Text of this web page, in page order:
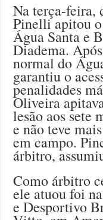
Na terça-feira,
Pinelli apitou
Água Santa e
Diadema.
normal do
garantiu o
penalidades
Oliveira
lesão aos sete
e não teve
em campo.
árbitro,
Como árbitro
ele atuou foi
e Desportivo